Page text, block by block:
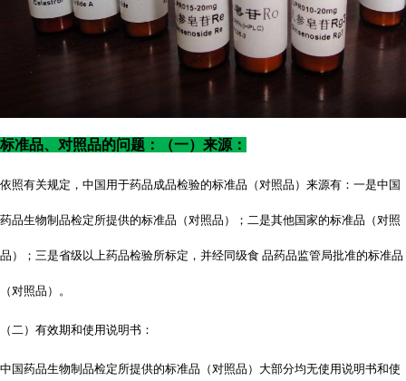
标准品、对照品的问题：（一）来源：
依照有关规定，中国用于药品成品检验的标准品（对照品）来源有：一是中国
药品生物制品检定所提供的标准品（对照品）；二是其他国家的标准品（对照
品）；三是省级以上药品检验所标定，并经同级食 品药品监管局批准的标准品
（对照品）。
（二）有效期和使用说明书：
中国药品生物制品检定所提供的标准品（对照品）大部分均无使用说明书和使